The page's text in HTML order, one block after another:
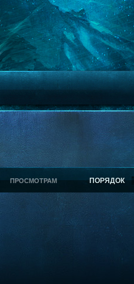
ПРОСМОТРАМ ПОРЯДОК